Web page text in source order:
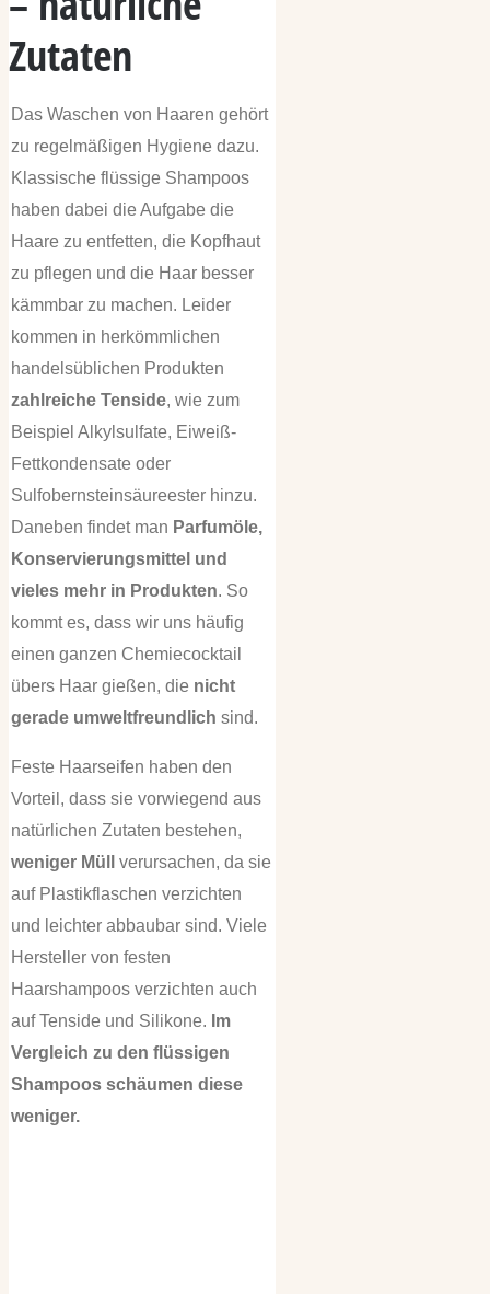
Zutaten
Das Waschen von Haaren gehört
zu regelmäßigen Hygiene dazu.
Klassische flüssige Shampoos
haben dabei die Aufgabe die
Haare zu entfetten, die Kopfhaut
zu pflegen und die Haar besser
kämmbar zu machen. Leider
kommen in herkömmlichen
handelsüblichen Produkten
zahlreiche Tenside, wie zum
Beispiel Alkylsulfate, Eiweiß-
Fettkondensate oder
Sulfobernsteinsäureester hinzu.
Daneben findet man Parfumöle,
Konservierungsmittel und
vieles mehr in Produkten. So
kommt es, dass wir uns häufig
einen ganzen Chemiecocktail
übers Haar gießen, die nicht
gerade umweltfreundlich sind.
Feste Haarseifen haben den
Vorteil, dass sie vorwiegend aus
natürlichen Zutaten bestehen,
weniger Müll
verursachen, da sie
auf Plastikflaschen verzichten
und leichter abbaubar sind. Viele
Hersteller von festen
Haarshampoos verzichten auch
auf Tenside und Silikone. Im
Vergleich zu den flüssigen
Shampoos schäumen diese
weniger.